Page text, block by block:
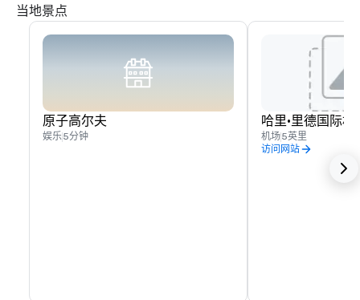
当地景点
原子高尔夫
娱乐5分钟
哈里·里德国际机
机场5英里
访问网站